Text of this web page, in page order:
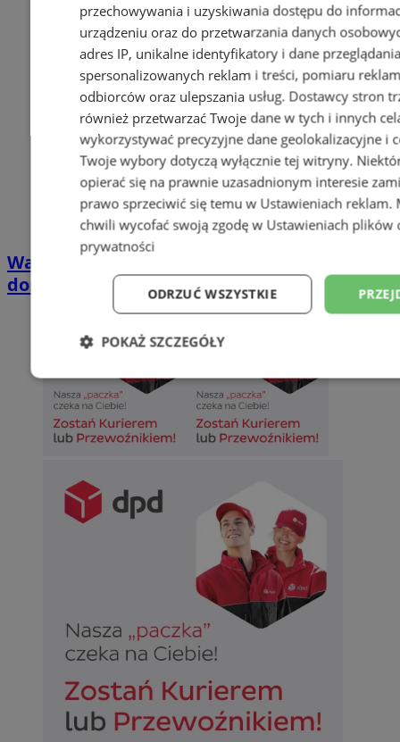
Wakacyjny wypoczynek nad Bałtykiem w
domkach Szmaragdowe Morze
przechowywania i uzyskiwania dostępu do
urządzeniu oraz do przetwarzania danych
adres IP, unikalne identyfikatory i dane
spersonalizowanych reklam i treści, pomiaru
odbiorców oraz ulepszania usług. Dostawcy stron
również przetwarzać Twoje dane w tych i innych
wykorzystywać precyzyjne dane geolokalizacyjne i
Twoje wybory dotyczą wyłącznie tej witryny.
opierać się na prawnie uzasadnionym interesie
prawo sprzeciwić się temu w Ustawieniach reklam.
chwili wycofać swoją zgodę w Ustawieniach plików
prywatności
ODRZUĆ WSZYSTKIE
POKAŻ SZCZEGÓŁY
Niezbędne Wydajność
Wydajność Targetowanie
Niezbędne pliki cookie umożliwiają korzystanie z podstawowych
takich jak logowanie użytkownika i zarządzanie kontem. Bez
można prawidłowo korzystać ze strony internetowej.
SessID
sosnowiecki.pl